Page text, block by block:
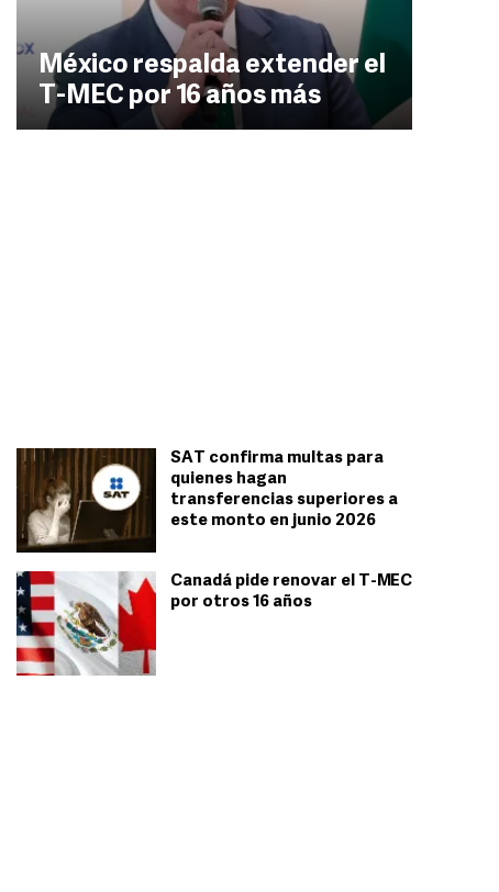
México respalda extender el
T-MEC por 16 años más
SAT confirma multas para
quienes hagan
transferencias superiores a
este monto en junio 2026
Canadá pide renovar el T-MEC
por otros 16 años